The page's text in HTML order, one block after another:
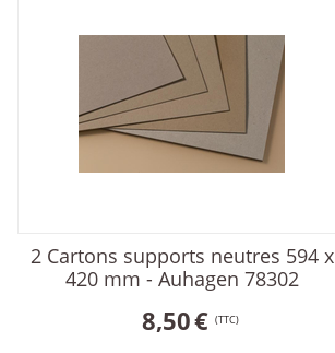
2 Cartons supports neutres 594 x
420 mm - Auhagen 78302
8,50€ (TTC)